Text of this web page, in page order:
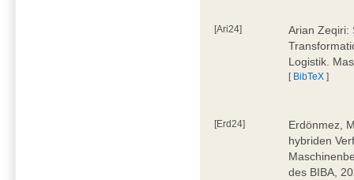
[Ari24]
Arian Zeqiri:
Logistik.
[ BibTeX ]
[Erd24]
Erdönmez,
hybriden
des BIBA,